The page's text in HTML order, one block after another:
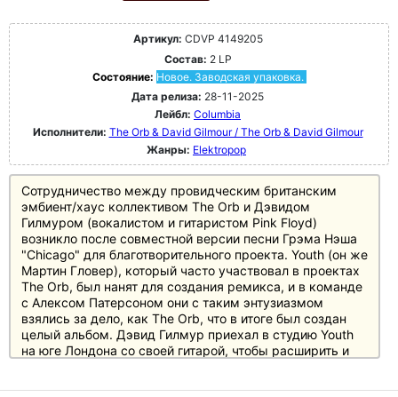
Артикул: CDVP 4149205
Состав: 2 LP
Состояние: Новое. Заводская упаковка.
Дата релиза: 28-11-2025
Лейбл: Columbia
Исполнители: The Orb & David Gilmour / The Orb & David Gilmour
Жанры: Elektropop
Сотрудничество между провидческим британским
эмбиент/хаус коллективом The Orb и Дэвидом
Гилмуром (вокалистом и гитаристом Pink Floyd)
возникло после совместной версии песни Грэма Нэша
"Chicago" для благотворительного проекта. Youth (он же
Мартин Гловер), который часто участвовал в проектах
The Orb, был нанят для создания ремикса, и в команде
с Алексом Патерсоном они с таким энтузиазмом
взялись за дело, как The Orb, что в итоге был создан
целый альбом. Дэвид Гилмур приехал в студию Youth
на юге Лондона со своей гитарой, чтобы расширить и